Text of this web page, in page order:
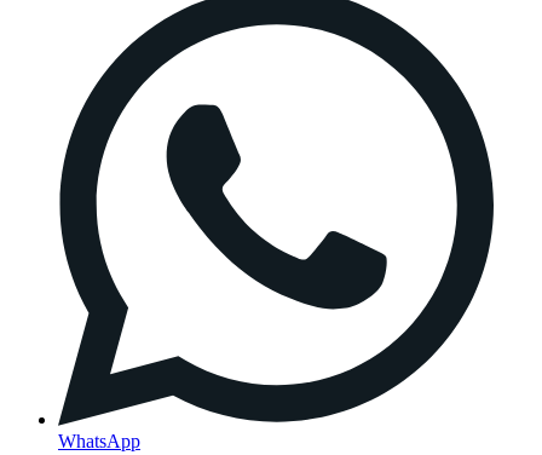
WhatsApp